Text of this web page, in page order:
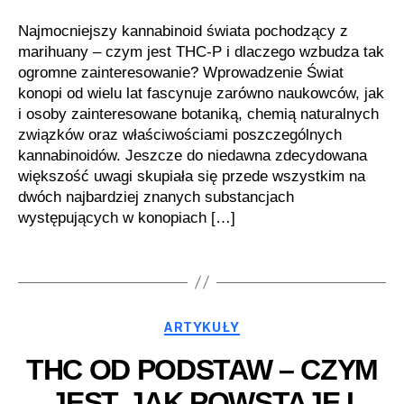
Najmocniejszy kannabinoid świata pochodzący z
marihuany – czym jest THC-P i dlaczego wzbudza tak
ogromne zainteresowanie? Wprowadzenie Świat
konopi od wielu lat fascynuje zarówno naukowców, jak
i osoby zainteresowane botaniką, chemią naturalnych
związków oraz właściwościami poszczególnych
kannabinoidów. Jeszcze do niedawna zdecydowana
większość uwagi skupiała się przede wszystkim na
dwóch najbardziej znanych substancjach
występujących w konopiach […]
Kategorie
ARTYKUŁY
THC OD PODSTAW – CZYM